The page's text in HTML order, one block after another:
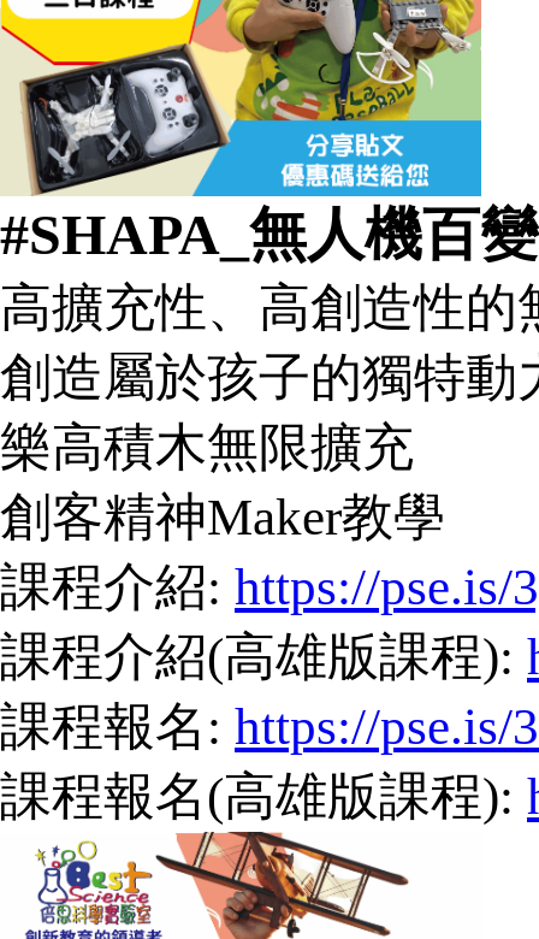
#SHAPA_無人機百
高擴充性、高創造性的
創造屬於孩子的獨特動
樂高積木無限擴充
創客精神Maker教學
課程介紹: https://pse.is/
課程介紹(高雄版課程):
課程報名: https://pse.is/
課程報名(高雄版課程):